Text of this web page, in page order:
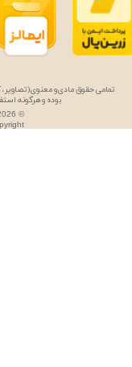
★★
تمامی حقوق مادی و معنوی
بوده و هرگونه
©